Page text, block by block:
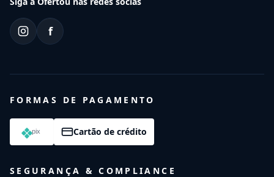
f
FORMAS DE PAGAMENTO
Cartão de crédito
SEGURANÇA & COMPLIANCE